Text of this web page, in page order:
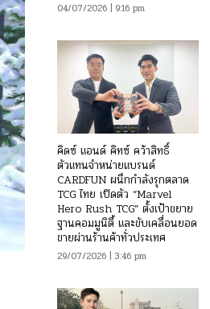
04/07/2026 | 9:16 pm
คิดซ์ แอนด์ คิทซ์ คว้าสิทธิ์
ตัวแทนจำหน่ายแบรนด์
CARDFUN ผนึกกำลังรุกตลาด
TCG ไทย เปิดตัว “Marvel
Hero Rush TCG” ตั้งเป้าขยาย
ฐานคอมมูนิตี้ และขับเคลื่อนยอด
ขายผ่านร้านค้าทั่วประเทศ
29/07/2026 | 3:46 pm